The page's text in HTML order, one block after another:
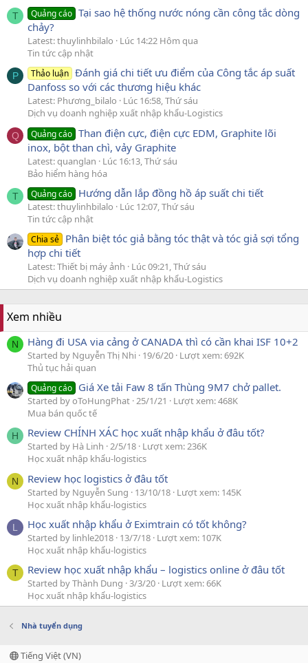
T Quảng cáo Tại sao hệ thống nước nóng cần công tắc dòng
chảy?
Latest: thuylinhbilalo
Lúc 14:22 Hôm qua
Tin tức cập nhật
P Thảo luận Đánh giá chi tiết ưu điểm của Công tắc áp suất
Danfoss so với các thương hiệu khác
Latest: Phương_bilalo
Lúc 16:58, Thứ sáu
Dịch vụ doanh nghiệp xuất nhập khẩu-Logistics
Q Quảng cáo Than điện cực, điện cực EDM, Graphite lõi
inox, bột than chì, vảy Graphite
Latest: quanglan
Lúc 16:13, Thứ sáu
Bảo hiểm hàng hóa
T Quảng cáo Hướng dẫn lắp đồng hồ áp suất chi tiết
Latest: thuylinhbilalo
Lúc 12:07, Thứ sáu
Tin tức cập nhật
Chia sẻ Phân biệt tóc giả bằng tóc thật và tóc giả sợi tổng
hợp chi tiết
Latest: Thiết bị máy ảnh
Lúc 09:21, Thứ sáu
Dịch vụ doanh nghiệp xuất nhập khẩu-Logistics
Xem nhiều
N Hàng đi USA via cảng ở CANADA thì có cần khai ISF 10+2
Started by Nguyễn Thị Nhi 19/6/20 Lượt xem: 692K
Thủ tục hải quan
Quảng cáo Giá Xe tải Faw 8 tấn Thùng 9M7 chở pallet.
Started by oToHungPhat 25/1/21
Lượt xem: 468K
Mua bán quốc tế
H Review CHÍNH XÁC học xuất nhập khẩu ở đâu tốt?
Started by Hà Linh 2/5/18 Lượt xem: 236K
Học xuất nhập khẩu-logistics
N Review học logistics ở đâu tốt
Started by Nguyễn Sung 13/10/18 Lượt xem: 145K
Học xuất nhập khẩu-logistics
L Học xuất nhập khẩu ở Eximtrain có tốt không?
Started by linhle2018 13/7/18 Lượt xem: 107K
Học xuất nhập khẩu-logistics
T Review học xuất nhập khẩu – logistics online ở đâu tốt
Started by Thành Dung 3/3/20 Lượt xem: 66K
Học xuất nhập khẩu-logistics
Nhà tuyển dụng
Tiếng Việt (VN)